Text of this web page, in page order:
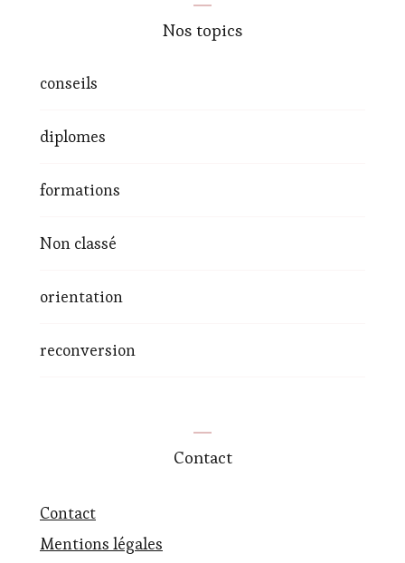
Nos topics
conseils
diplomes
formations
Non classé
orientation
reconversion
Contact
Contact
Mentions légales